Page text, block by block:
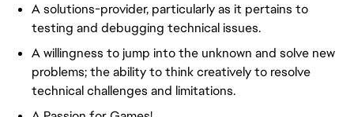
A solutions-provider, particularly as it pertains to
testing and debugging technical issues.
A willingness to jump into the unknown and solve new
problems; the ability to think creatively to resolve
technical challenges and limitations.